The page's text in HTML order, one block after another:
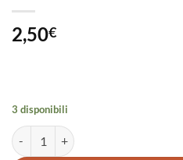
2,50€
3 disponibili
VINCENT ELASTIC CLIP quantità